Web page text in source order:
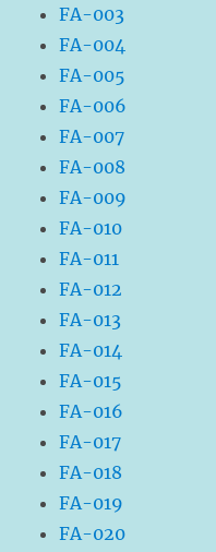
FA-003
FA-004
FA-005
FA-006
FA-007
FA-008
FA-009
FA-010
FA-011
FA-012
FA-013
FA-014
FA-015
FA-016
FA-017
FA-018
FA-019
FA-020